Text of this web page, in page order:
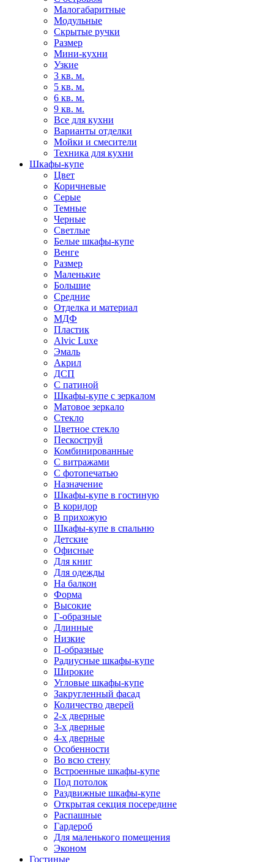
Малогабаритные
Модульные
Скрытые ручки
Размер
Мини-кухни
Узкие
3 кв. м.
5 кв. м.
6 кв. м.
9 кв. м.
Все для кухни
Варианты отделки
Мойки и смесители
Техника для кухни
Шкафы-купе
Цвет
Коричневые
Серые
Темные
Черные
Светлые
Белые шкафы-купе
Венге
Размер
Маленькие
Большие
Средние
Отделка и материал
МДФ
Пластик
Alvic Luxe
Эмаль
Акрил
ДСП
С патиной
Шкафы-купе с зеркалом
Матовое зеркало
Стекло
Цветное стекло
Пескоструй
Комбинированные
С витражами
С фотопечатью
Назначение
Шкафы-купе в гостиную
В коридор
В прихожую
Шкафы-купе в спальню
Детские
Офисные
Для книг
Для одежды
На балкон
Форма
Высокие
Г-образные
Длинные
Низкие
П-образные
Радиусные шкафы-купе
Широкие
Угловые шкафы-купе
Закругленный фасад
Количество дверей
2-х дверные
3-х дверные
4-х дверные
Особенности
Во всю стену
Встроенные шкафы-купе
Под потолок
Раздвижные шкафы-купе
Открытая секция посередине
Распашные
Гардероб
Для маленького помещения
Эконом
Гостиные